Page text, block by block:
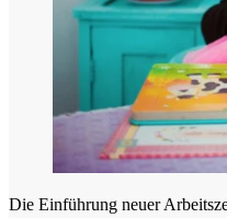
Die Einführung neuer